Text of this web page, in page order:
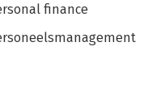
finance